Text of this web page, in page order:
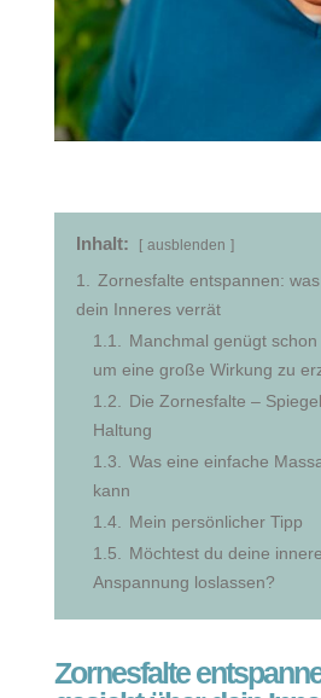
Inhalt: ausblenden
1.
Zornesfalte entspannen:
dein Inneres verrät
1.1.
Manchmal genügt schon
um eine große Wirkung zu
1.2.
Die Zornesfalte –
Haltung
1.3.
Was eine einfache
kann
1.4.
Mein persönlicher Tipp
1.5.
Möchtest du deine
Anspannung loslassen?
Zornesfalte